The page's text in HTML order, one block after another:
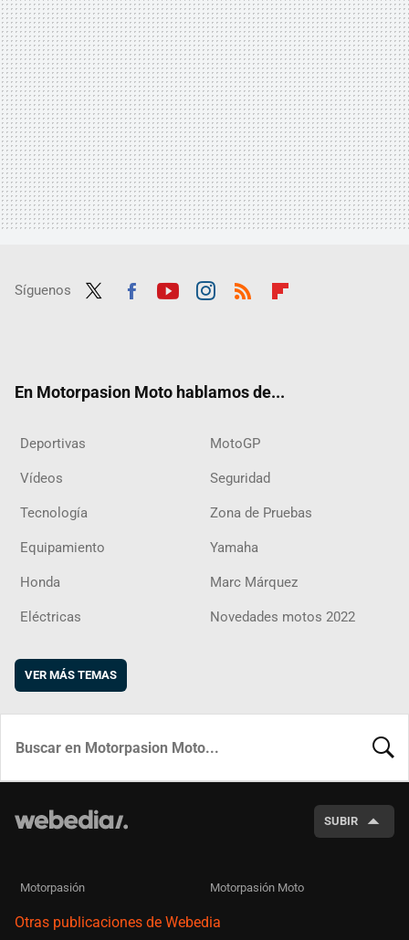
Síguenos
En Motorpasion Moto hablamos de...
Deportivas MotoGP
Vídeos Seguridad
Tecnología Zona de Pruebas
Equipamiento Yamaha
Honda Marc Márquez
Eléctricas Novedades motos 2022
VER MÁS TEMAS
SUBIR
Motorpasión Motorpasión Moto
Otras publicaciones de Webedia